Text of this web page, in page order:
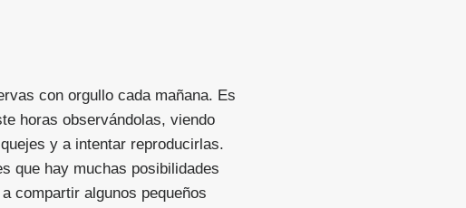
con orgullo cada mañana. Es
horas observándolas, viendo
y a intentar reproducirlas.
que hay muchas posibilidades
compartir algunos pequeños